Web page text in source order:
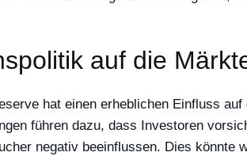
auf die
hat einen erheblichen Einfluss
führen dazu, dass Investoren
negativ beeinflussen. Dies